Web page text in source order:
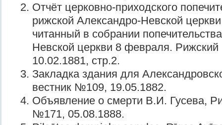
Отчёт церковно-приходского
рижской Александро-Невской
читанный в собрании
Невской церкви 8 февраля.
10.02.1881, стр.2.
Закладка здания для
вестник №109, 19.05.1882.
Объявление о смерти В.И. Гусева,
№171, 05.08.1888.